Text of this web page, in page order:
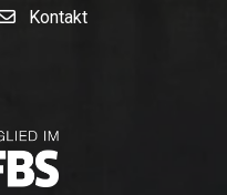
Kontakt